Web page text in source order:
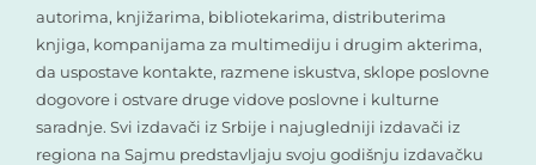
autorima, knjižarima, bibliotekarima, distributerima
knjiga, kompanijama za multimediju i drugim akterima,
da uspostave kontakte, razmene iskustva, sklope poslovne
dogovore i ostvare druge vidove poslovne i kulturne
saradnje. Svi izdavači iz Srbije i najugledniji izdavači iz
regiona na Sajmu predstavljaju svoju godišnju izdavačku